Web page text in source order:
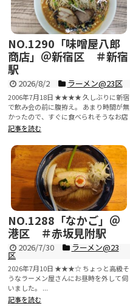
NO.1290「味噌屋八郎
商店」＠新宿区 ＃新宿
駅
2026/8/2 ラーメン@23区
2006年7月18日 ★★★★ 久しぶりに新宿
で飲み会の前に腹拵え。 あまり時間が無
かったので、すぐに食べられそうなお店
へ。 ...
記事を読む
NO.1288「なかご」＠
港区 ＃赤坂見附駅
2026/7/30 ラーメン@23
区
2026年7月10日 ★★★☆ ちょっと高級そ
うなラーメン屋さんにお昼時を外して伺
いました。 ...
記事を読む